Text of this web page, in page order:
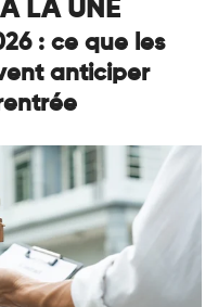
LA UNE
: ce que les
anticiper